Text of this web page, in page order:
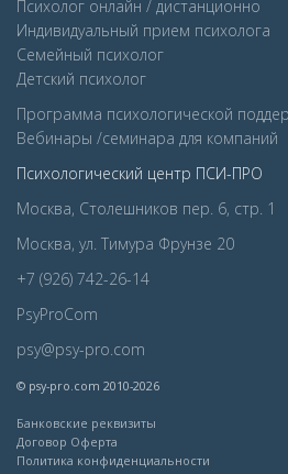
Психолог онлайн / дистанционно
Индивидуальный прием психолога
Семейный психолог
Детcкий психолог
Программа психологической
Вебинары /семинара для компаний
Психологический центр ПСИ-ПРО
Москва, Столешников пер. 6, стр. 1
Москва, ул. Тимура Фрунзе 20
+7 (926) 742-26-14
PsyProCom
psy@psy-pro.com
© psy-pro.com 2010-2026
Банковские реквизиты
Договор Оферта
Политика конфиденциальности